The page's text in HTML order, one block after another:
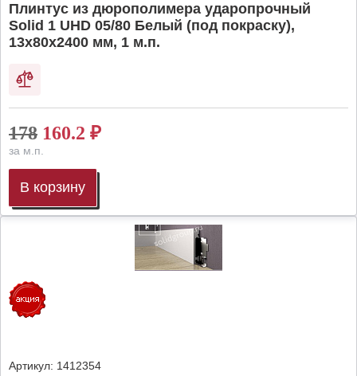
Плинтус из дюрополимера ударопрочный
Solid 1 UHD 05/80 Белый (под покраску),
13х80х2400 мм, 1 м.п.
178 160.2 ₽
за м.п.
В корзину
Артикул: 1412354